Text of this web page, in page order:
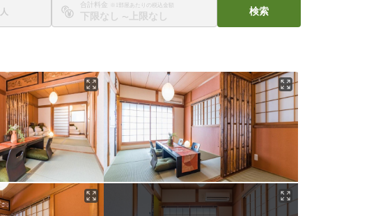
合計料金 ※1部屋あたりの税込金額
〜
検索